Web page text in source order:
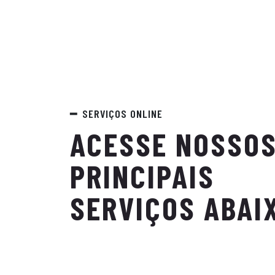
SERVIÇOS ONLINE
ACESSE
PRINCIPAIS
SERVIÇOS